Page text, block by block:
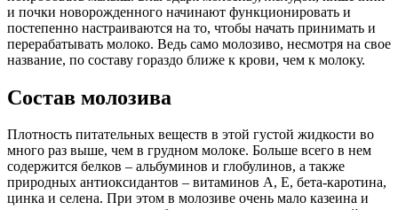
и почки новорожденного начинают функционировать и
постепенно настраиваются на то, чтобы начать принимать и
перерабатывать молоко. Ведь само молозиво, несмотря на свое
название, по составу гораздо ближе к крови, чем к молоку.
Состав молозива
Плотность питательных веществ в этой густой жидкости во
много раз выше, чем в грудном молоке. Больше всего в нем
содержится белков – альбуминов и глобулинов, а также
природных антиоксидантов – витаминов А, Е, бета-каротина,
цинка и селена. При этом в молозиве очень мало казеина и